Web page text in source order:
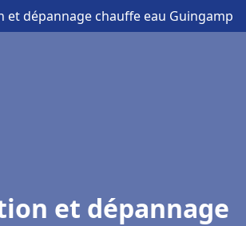
et dépannage chauffe eau Guingamp
et dépannage